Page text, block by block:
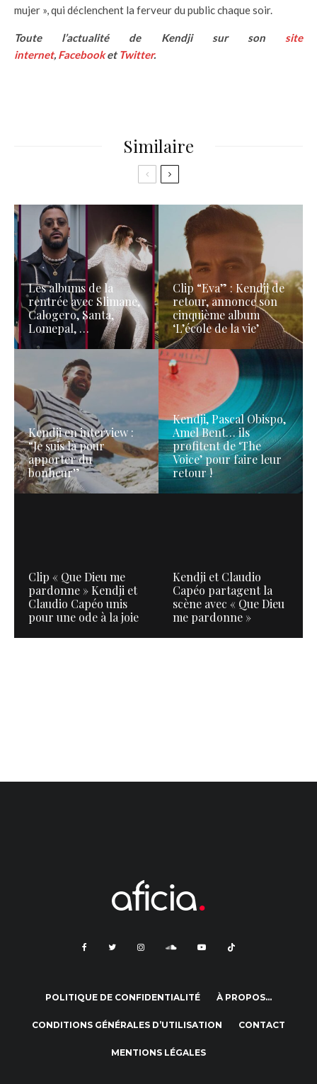
mujer », qui déclenchent la ferveur du public chaque soir.
Toute l’actualité de Kendji sur son site
internet, Facebooket Twitter.
Similaire
Les albums de la
rentrée avec Slimane,
Calogero, Santa,
Lomepal, …
Clip “Eva” : Kendji de
retour, annonce son
cinquième album
‘L’école de la vie’
Kendji en interview :
“Je suis là pour
apporter du
bonheur”
Kendji, Pascal Obispo,
Amel Bent… ils
profitent de ‘The
Voice’ pour faire leur
retour !
Clip « Que Dieu me
pardonne » Kendji et
Claudio Capéo unis
pour une ode à la joie
Kendji et Claudio
Capéo partagent la
scène avec « Que Dieu
me pardonne »
POLITIQUE DE CONFIDENTIALITÉ À PROPOS…
CONDITIONS GÉNÉRALES D’UTILISATION CONTACT
MENTIONS LÉGALES